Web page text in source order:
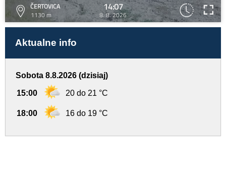
ČERTOVICA
1130 m
14:07
8. 8. 2026
Aktualne info
Sobota 8.8.2026 (dzisiaj)
15:00 20 do 21 °C
18:00 16 do 19 °C